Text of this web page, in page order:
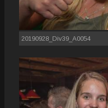
20190928_Div39_A0054